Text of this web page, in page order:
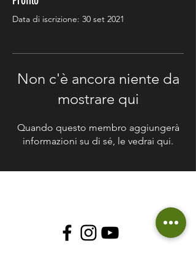
Data di iscrizione: 30 set 2021
Non c'è ancora niente da
mostrare qui
Quando questo membro aggiungerà
informazioni su di sé, le vedrai qui.